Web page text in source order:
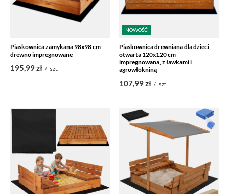
Piaskownica zamykana 98x98 cm
drewno impregnowane
195,99 zł / szt.
NOWOŚĆ
Piaskownica drewniana dla dzieci,
otwarta 120x120 cm
impregnowana, z ławkami i
agrowłókniną
107,99 zł / szt.